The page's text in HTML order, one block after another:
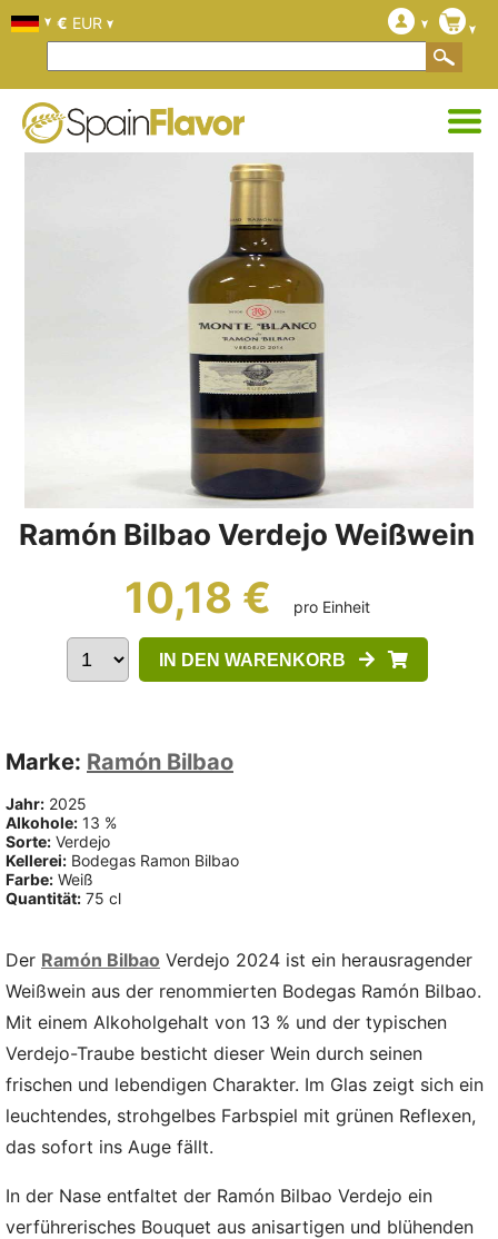
Ramón Bilbao Verdejo Weißwein
10,18 € pro Einheit
IN DEN WARENKORB
Marke: Ramón Bilbao
Jahr: 2025
Alkohole: 13 %
Sorte: Verdejo
Kellerei: Bodegas Ramon Bilbao
Farbe: Weiß
Quantität: 75 cl
Der Ramón Bilbao Verdejo 2024 ist ein herausragender
Weißwein aus der renommierten Bodegas Ramón Bilbao.
Mit einem Alkoholgehalt von 13 % und der typischen
Verdejo-Traube besticht dieser Wein durch seinen
frischen und lebendigen Charakter. Im Glas zeigt sich ein
leuchtendes, strohgelbes Farbspiel mit grünen Reflexen,
das sofort ins Auge fällt.
In der Nase entfaltet der Ramón Bilbao Verdejo ein
verführerisches Bouquet aus anisartigen und blühenden
€ EUR